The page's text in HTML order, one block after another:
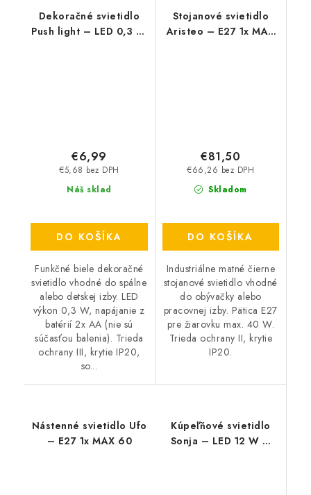
Dekoračné svietidlo
Push light – LED 0,3 W
Náš sklad
€5,68 bez DPH
€6,99
DO KOŠÍKA
Funkčné biele dekoračné
svietidlo vhodné do spálne
alebo detskej izby. LED
výkon 0,3 W, napájanie z
batérií 2x AA (nie sú
súčasťou balenia). Trieda
ochrany III, krytie IP20,
so...
Stojanové svietidlo
Aristeo – E27 1x MAX
Skladom
€66,26 bez DPH
€81,50
DO KOŠÍKA
Industriálne matné čierne
stojanové svietidlo vhodné
do obývačky alebo
pracovnej izby. Pätica E27
pre žiarovku max. 40 W.
Trieda ochrany II, krytie
IP20.
Nástenné svietidlo Ufo
– E27 1x MAX 60
Kúpeľňové svietidlo
Sonja – LED 12 W –